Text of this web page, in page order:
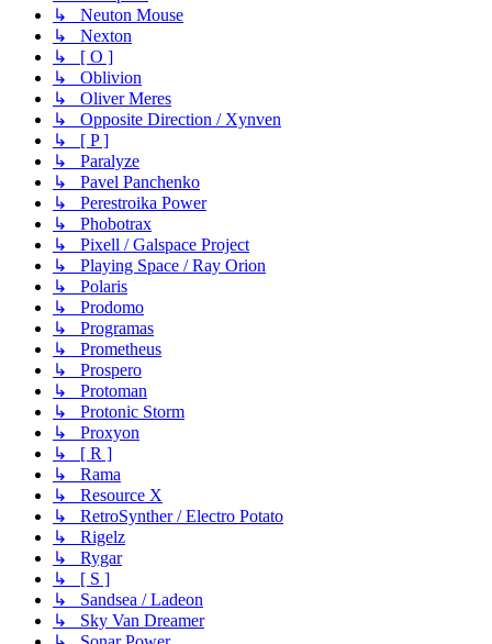
↳ Neuton Mouse
↳ Nexton
↳ [ O ]
↳ Oblivion
↳ Oliver Meres
↳ Opposite Direction / Xynven
↳ [ P ]
↳ Paralyze
↳ Pavel Panchenko
↳ Perestroika Power
↳ Phobotrax
↳ Pixell / Galspace Project
↳ Playing Space / Ray Orion
↳ Polaris
↳ Prodomo
↳ Programas
↳ Prometheus
↳ Prospero
↳ Protoman
↳ Protonic Storm
↳ Proxyon
↳ [ R ]
↳ Rama
↳ Resource X
↳ RetroSynther / Electro Potato
↳ Rigelz
↳ Rygar
↳ [ S ]
↳ Sandsea / Ladeon
↳ Sky Van Dreamer